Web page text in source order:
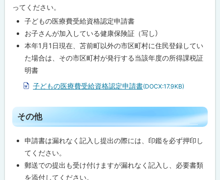
ってください。
子どもの医療費受給資格認定申請書
お子さんが加入している健康保険証（写し）
本年1月1日現在、苫前町以外の市区町村に住民登録してい
た場合は、その市区町村が発行する当該年度の所得課税証
明書
子どもの医療費受給資格認定申請書(DOCX:17.9KB)
ト
ッ
その他
申請書は漏れなく記入し提出の際には、印鑑を必ず押印し
てください。
郵送での提出も受け付けますが漏れなく記入し、必要書類
を添付してください。